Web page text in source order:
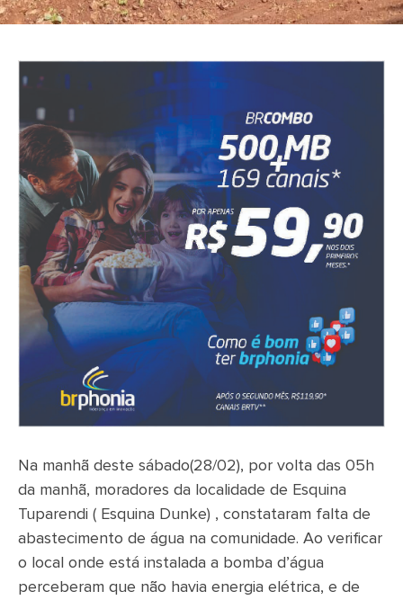
Na manhã deste sábado(28/02), por volta das 05h
da manhã, moradores da localidade de Esquina
Tuparendi ( Esquina Dunke) , constataram falta de
abastecimento de água na comunidade. Ao verificar
o local onde está instalada a bomba d’água
perceberam que não havia energia elétrica, e de